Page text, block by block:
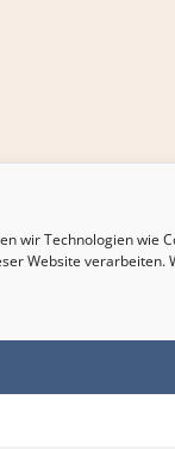
wir Technologien
Website